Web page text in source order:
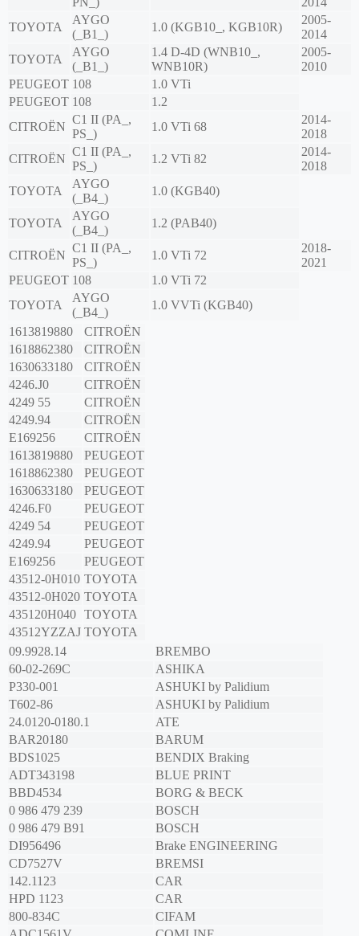
TOYOTA
AYGO
(_B1_)
1.0 (KGB10_, KGB10R)
2005-
2014
TOYOTA
AYGO
(_B1_)
1.4 D-4D (WNB10_,
WNB10R)
2005-
2010
PEUGEOT 108
1.0 VTi
PEUGEOT 108
1.2
CITROËN
C1 II (PA_,
PS_)
1.0 VTi 68
2014-
2018
CITROËN
C1 II (PA_,
PS_)
1.2 VTi 82
2014-
2018
TOYOTA
AYGO
(_B4_)
1.0 (KGB40)
TOYOTA
AYGO
(_B4_)
1.2 (PAB40)
CITROËN
C1 II (PA_,
PS_)
1.0 VTi 72
2018-
2021
PEUGEOT 108
1.0 VTi 72
TOYOTA
AYGO
(_B4_)
1.0 VVTi (KGB40)
1613819880
CITROËN
1618862380
CITROËN
1630633180
CITROËN
4246.J0
CITROËN
4249 55
CITROËN
4249.94
CITROËN
E169256
CITROËN
1613819880
PEUGEOT
1618862380
PEUGEOT
1630633180
PEUGEOT
4246.F0
PEUGEOT
4249 54
PEUGEOT
4249.94
PEUGEOT
E169256
PEUGEOT
43512-0H010 TOYOTA
43512-0H020 TOYOTA
435120H040 TOYOTA
43512YZZAJ TOYOTA
09.9928.14
BREMBO
60-02-269C
ASHIKA
P330-001
ASHUKI by Palidium
T602-86
ASHUKI by Palidium
24.0120-0180.1
ATE
BAR20180
BARUM
BDS1025
BENDIX Braking
ADT343198
BLUE PRINT
BBD4534
BORG & BECK
0 986 479 239
BOSCH
0 986 479 B91
BOSCH
DI956496
Brake ENGINEERING
CD7527V
BREMSI
142.1123
CAR
HPD 1123
CAR
800-834C
CIFAM